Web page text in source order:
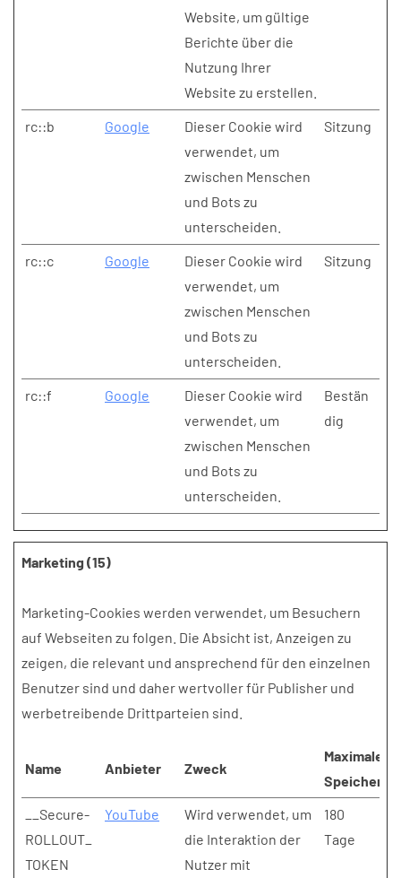
Website, um gültige
Berichte über die
Nutzung Ihrer
Website zu erstellen.
rc::b Google
Dieser Cookie wird
verwendet, um
zwischen Menschen
und Bots zu
unterscheiden.
Sitzung
rc::c Google
Dieser Cookie wird
verwendet, um
zwischen Menschen
und Bots zu
unterscheiden.
Sitzung
rc::f Google
Dieser Cookie wird
verwendet, um
zwischen Menschen
und Bots zu
unterscheiden.
Bestän
dig
Marketing (15)
Marketing-Cookies werden verwendet, um Besuchern
auf Webseiten zu folgen. Die Absicht ist, Anzeigen zu
zeigen, die relevant und ansprechend für den einzelnen
Benutzer sind und daher wertvoller für Publisher und
werbetreibende Drittparteien sind.
Name Anbieter Zweck
Maximale
__Secure-
ROLLOUT_
TOKEN
YouTube
Wird verwendet, um
die Interaktion der
Nutzer mit
180
Tage